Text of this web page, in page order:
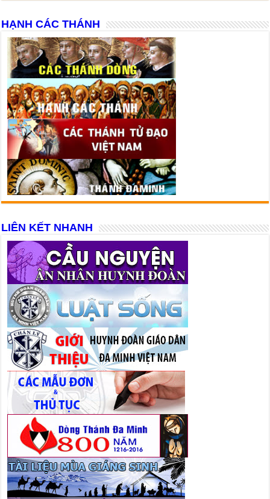
HẠNH CÁC THÁNH
LIÊN KẾT NHANH